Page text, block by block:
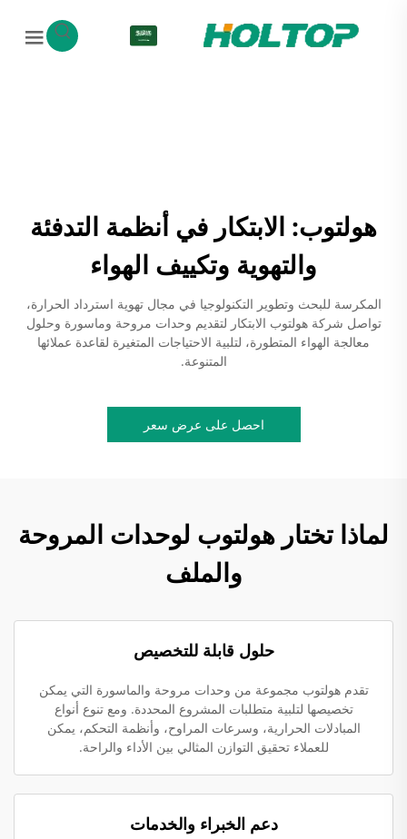
هولتوب: الابتكار في أنظمة التدفئة
والتهوية وتكييف الهواء
المكرسة للبحث وتطوير التكنولوجيا في مجال تهوية استرداد الحرارة،
تواصل شركة هولتوب الابتكار لتقديم وحدات مروحة وماسورة وحلول
معالجة الهواء المتطورة، لتلبية الاحتياجات المتغيرة لقاعدة عملائها
المتنوعة.
احصل على عرض سعر
لماذا تختار هولتوب لوحدات المروحة
والملف
حلول قابلة للتخصيص
تقدم هولتوب مجموعة من وحدات مروحة والماسورة التي يمكن
تخصيصها لتلبية متطلبات المشروع المحددة. ومع تنوع أنواع
المبادلات الحرارية، وسرعات المراوح، وأنظمة التحكم، يمكن
للعملاء تحقيق التوازن المثالي بين الأداء والراحة.
دعم الخبراء والخدمات